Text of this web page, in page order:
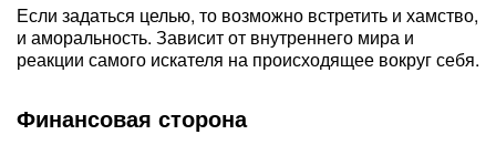
Если задаться целью, то возможно встретить и хамство,
и аморальность. Зависит от внутреннего мира и
реакции самого искателя на происходящее вокруг себя.
Финансовая сторона